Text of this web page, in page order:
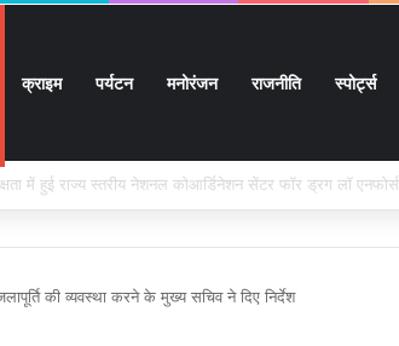
क्राइम पर्यटन मनोरंजन राजनीति स्पोर्ट्स
के उत्कृष्ट समन्वय से सफलतापूर्वक संचालित हो रही कांवड़ यात्रा
की व्यवस्था करने के मुख्य सचिव ने दिए निर्देश